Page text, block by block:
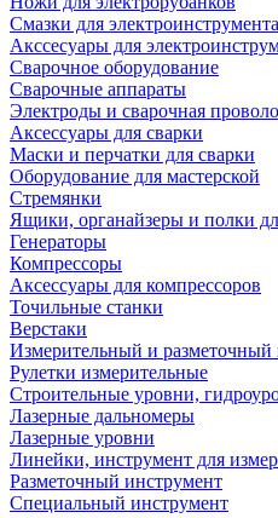
Смазки для электроинструмента
Акссесуары для
Сварочное оборудование
Сварочные аппараты
Электроды и сварочная
Аксессуары для сварки
Маски и перчатки для сварки
Оборудование для мастерской
Стремянки
Ящики, органайзеры и полки
Генераторы
Компрессоры
Аксессуары для компрессоров
Точильные станки
Верстаки
Измерительный и разметочный
Рулетки измерительные
Строительные уровни,
Лазерные дальномеры
Лазерные уровни
Линейки, инструмент для
Разметочный инструмент
Специальный инструмент